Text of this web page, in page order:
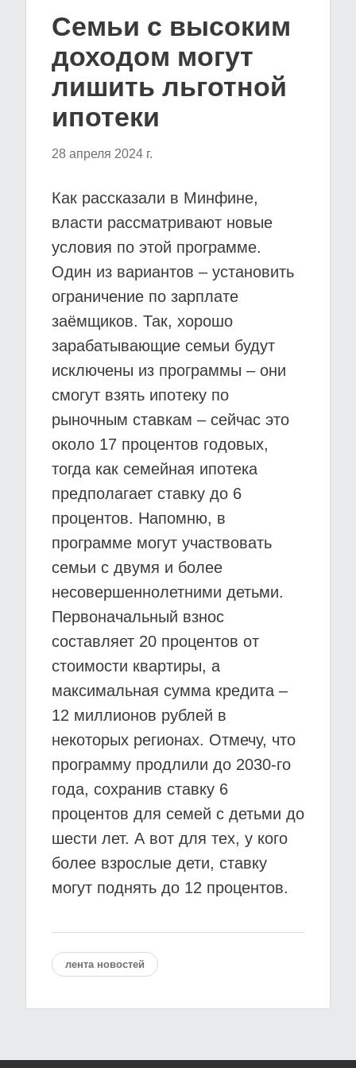
Семьи с высоким
доходом могут
лишить льготной
ипотеки
28 апреля 2024 г.
Как рассказали в Минфине,
власти рассматривают новые
условия по этой программе.
Один из вариантов – установить
ограничение по зарплате
заёмщиков. Так, хорошо
зарабатывающие семьи будут
исключены из программы – они
смогут взять ипотеку по
рыночным ставкам – сейчас это
около 17 процентов годовых,
тогда как семейная ипотека
предполагает ставку до 6
процентов. Напомню, в
программе могут участвовать
семьи с двумя и более
несовершеннолетними детьми.
Первоначальный взнос
составляет 20 процентов от
стоимости квартиры, а
максимальная сумма кредита –
12 миллионов рублей в
некоторых регионах. Отмечу, что
программу продлили до 2030-го
года, сохранив ставку 6
процентов для семей с детьми до
шести лет. А вот для тех, у кого
более взрослые дети, ставку
могут поднять до 12 процентов.
лента новостей